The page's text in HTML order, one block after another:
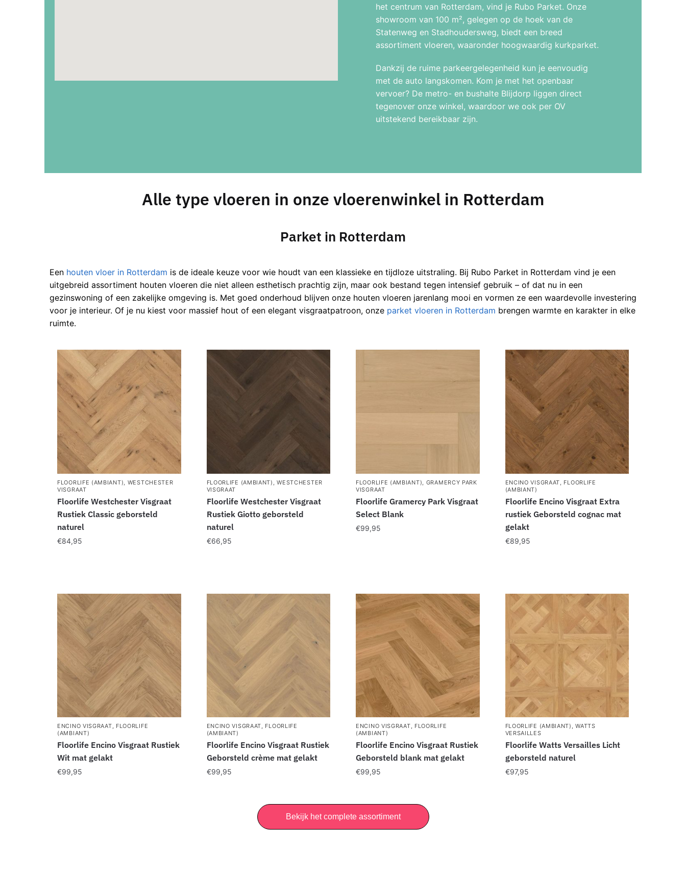
het centrum van Rotterdam, vind je Rubo Parket. Onze
showroom van 100 m², gelegen op de hoek van de
Statenweg en Stadhoudersweg, biedt een breed
assortiment vloeren, waaronder hoogwaardig kurkparket.
Dankzij de ruime parkeergelegenheid kun je eenvoudig
met de auto langskomen. Kom je met het openbaar
vervoer? De metro- en bushalte Blijdorp liggen direct
tegenover onze winkel, waardoor we ook per OV
uitstekend bereikbaar zijn.
Alle type vloeren in onze vloerenwinkel in Rotterdam
Parket in Rotterdam
Een houten vloer in Rotterdam is de ideale keuze voor wie houdt van een klassieke en tijdloze uitstraling. Bij Rubo Parket in Rotterdam vind je een
uitgebreid assortiment houten vloeren die niet alleen esthetisch prachtig zijn, maar ook bestand tegen intensief gebruik – of dat nu in een
gezinswoning of een zakelijke omgeving is. Met goed onderhoud blijven onze houten vloeren jarenlang mooi en vormen ze een waardevolle investering
voor je interieur. Of je nu kiest voor massief hout of een elegant visgraatpatroon, onze parket vloeren in Rotterdam brengen warmte en karakter in elke
ruimte.
FLOORLIFE (AMBIANT), WESTCHESTER
VISGRAAT
Floorlife Westchester Visgraat
Rustiek Classic geborsteld
naturel
€84,95
FLOORLIFE (AMBIANT) ,WESTCHESTER
VISGRAAT
Floorlife Westchester Visgraat
Rustiek Giotto geborsteld
naturel
€66,95
FLOORLIFE (AMBIANT), GRAMERCY PARK
VISGRAAT
Floorlife Gramercy Park Visgraat
Select Blank
€99,95
ENCINO VISGRAAT, FLOORLIFE
(AMBIANT)
Floorlife Encino Visgraat Extra
rustiek Geborsteld cognac mat
gelakt
€89,95
ENCINO VISGRAAT, FLOORLIFE
(AMBIANT)
Floorlife Encino Visgraat Rustiek
Wit mat gelakt
€99,95
ENCINO VISGRAAT, FLOORLIFE
(AMBIANT)
Floorlife Encino Visgraat Rustiek
Geborsteld crème mat gelakt
€99,95
ENCINO VISGRAAT, FLOORLIFE
(AMBIANT)
Floorlife Encino Visgraat Rustiek
Geborsteld blank mat gelakt
€99,95
FLOORLIFE (AMBIANT) ,WATTS
VERSAILLES
Floorlife Watts Versailles Licht
geborsteld naturel
€97,95
Bekijk het complete assortiment